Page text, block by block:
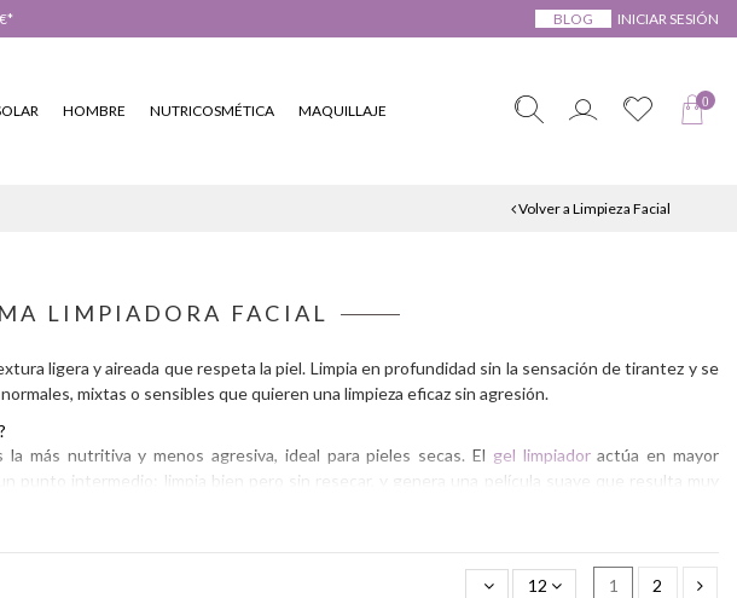
BLOG INICIAR SESIÓN
HOMBRE NUTRICOSMÉTICA MAQUILLAJE
0
Volver a Limpieza Facial
LIMPIADORA FACIAL
ligera y aireada que respeta la piel. Limpia en profundidad sin la sensación de tirantez y se
mixtas o sensibles que quieren una limpieza eficaz sin agresión.
la más nutritiva y menos agresiva, ideal para pieles secas. El gel limpiadoractúa en mayor
punto intermedio: limpia bien pero sin resecar, y genera una película suave que resulta muy
12 1 2